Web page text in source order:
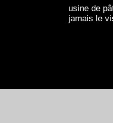
usine de
jamais le